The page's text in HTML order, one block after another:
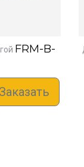
FRM-B-
Заказать